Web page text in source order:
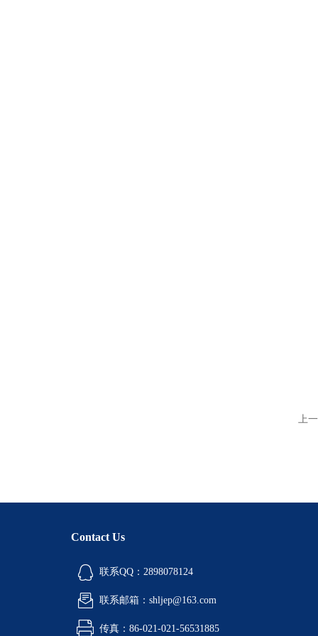
上
Contact Us
联系QQ：2898078124
联系邮箱：shljep@163.com
传真：86-021-021-56531885